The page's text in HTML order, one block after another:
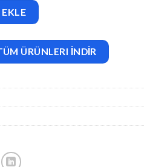
Configurator v5.7 adet
EKLE
ÜRÜNLERI İNDİR